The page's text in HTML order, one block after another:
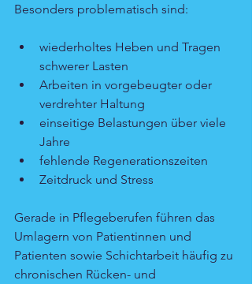
Besonders problematisch sind:
wiederholtes Heben und Tragen
schwerer Lasten
Arbeiten in vorgebeugter oder
verdrehter Haltung
einseitige Belastungen über viele
Jahre
fehlende Regenerationszeiten
Zeitdruck und Stress
Gerade in Pflegeberufen führen das
Umlagern von Patientinnen und
Patienten sowie Schichtarbeit häufig zu
chronischen Rücken- und